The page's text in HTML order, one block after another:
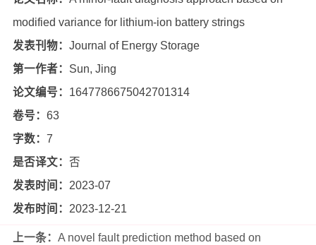
modified variance for lithium-ion battery strings
发表刊物： Journal of Energy Storage
第一作者： Sun, Jing
论文编号： 1647786675042701314
卷号： 63
字数： 7
是否译文： 否
发表时间： 2023-07
发布时间： 2023-12-21
上一条： A novel fault prediction method based on